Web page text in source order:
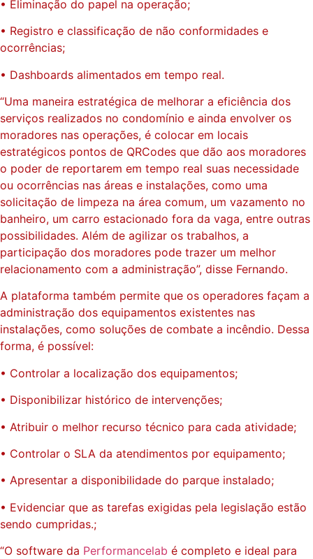
• Eliminação do papel na operação;
• Registro e classificação de não conformidades e
ocorrências;
• Dashboards alimentados em tempo real.
“Uma maneira estratégica de melhorar a eficiência dos
serviços realizados no condomínio e ainda envolver os
moradores nas operações, é colocar em locais
estratégicos pontos de QRCodes que dão aos moradores
o poder de reportarem em tempo real suas necessidade
ou ocorrências nas áreas e instalações, como uma
solicitação de limpeza na área comum, um vazamento no
banheiro, um carro estacionado fora da vaga, entre outras
possibilidades. Além de agilizar os trabalhos, a
participação dos moradores pode trazer um melhor
relacionamento com a administração”, disse Fernando.
A plataforma também permite que os operadores façam a
administração dos equipamentos existentes nas
instalações, como soluções de combate a incêndio. Dessa
forma, é possível:
• Controlar a localização dos equipamentos;
• Disponibilizar histórico de intervenções;
• Atribuir o melhor recurso técnico para cada atividade;
• Controlar o SLA da atendimentos por equipamento;
• Apresentar a disponibilidade do parque instalado;
• Evidenciar que as tarefas exigidas pela legislação estão
sendo cumpridas.;
“O software da Performancelab é completo e ideal para